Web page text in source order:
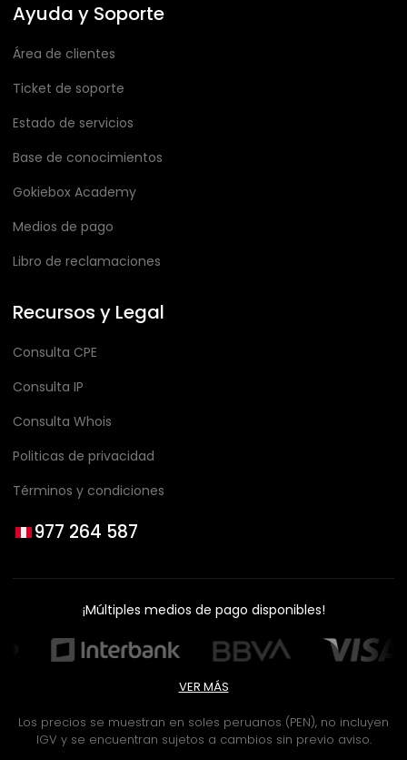
Ayuda y Soporte
Área de clientes
Ticket de soporte
Estado de servicios
Base de conocimientos
Gokiebox Academy
Medios de pago
Libro de reclamaciones
Recursos y Legal
Consulta CPE
Consulta IP
Consulta Whois
Politicas de privacidad
Términos y condiciones
977 264 587
¡Múltiples medios de pago disponibles!
VER MÁS
Los precios se muestran en soles peruanos (PEN), no incluyen
IGV y se encuentran sujetos a cambios sin previo aviso.